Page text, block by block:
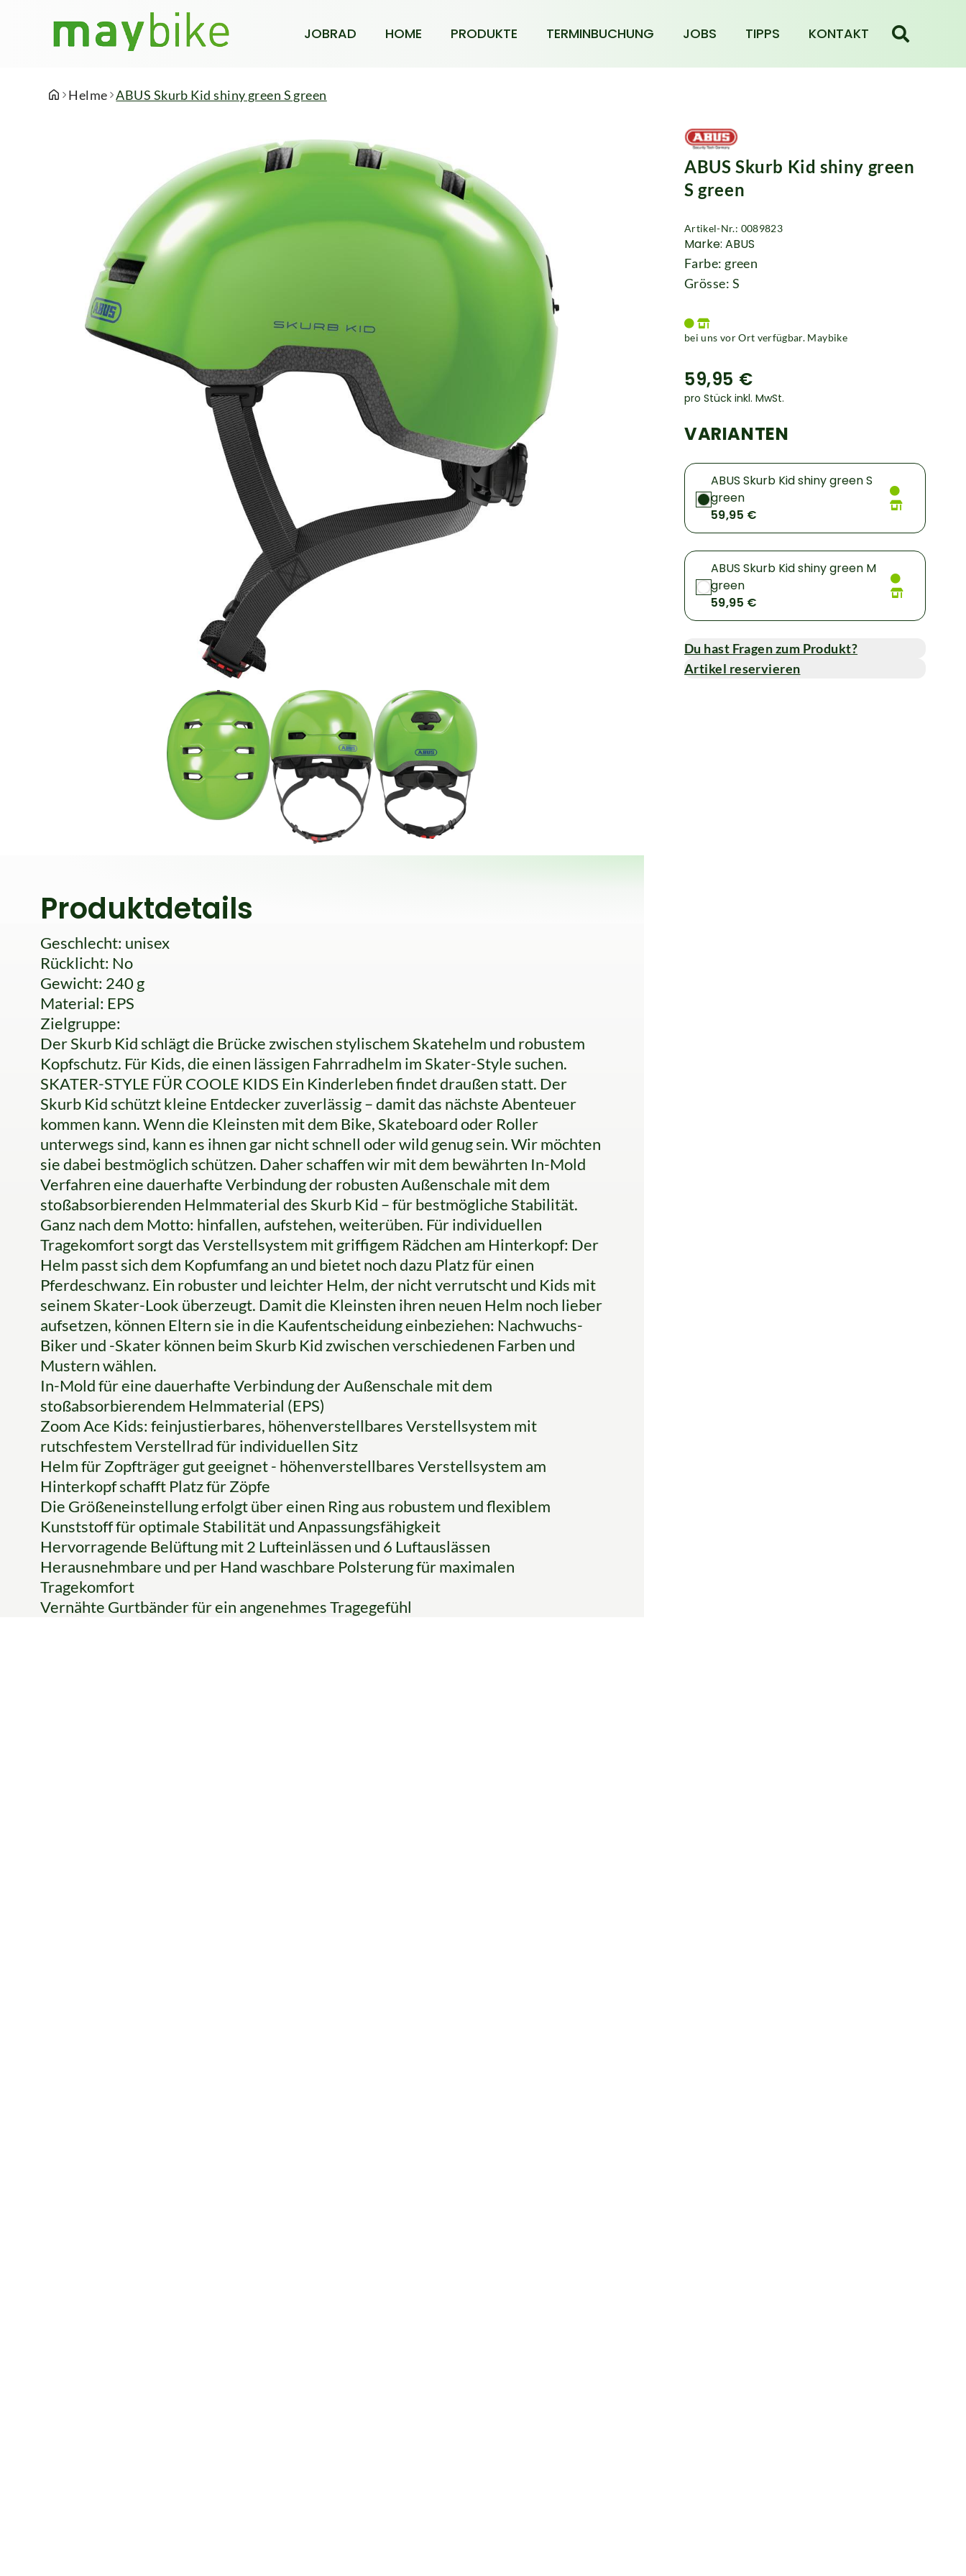
JOBRAD HOME PRODUKTE TERMINBUCHUNG JOBS TIPPS KONTAKT
Helme ABUS Skurb Kid shiny green S green
Produktdetails
Geschlecht: unisex
Rücklicht: No
Gewicht: 240 g
Material: EPS
Zielgruppe:
Der Skurb Kid schlägt die Brücke zwischen stylischem Skatehelm und robustem
Kopfschutz. Für Kids, die einen lässigen Fahrradhelm im Skater-Style suchen.
SKATER-STYLE FÜR COOLE KIDS Ein Kinderleben findet draußen statt. Der
Skurb Kid schützt kleine Entdecker zuverlässig – damit das nächste Abenteuer
kommen kann. Wenn die Kleinsten mit dem Bike, Skateboard oder Roller
unterwegs sind, kann es ihnen gar nicht schnell oder wild genug sein. Wir möchten
sie dabei bestmöglich schützen. Daher schaffen wir mit dem bewährten In-Mold
Verfahren eine dauerhafte Verbindung der robusten Außenschale mit dem
stoßabsorbierenden Helmmaterial des Skurb Kid – für bestmögliche Stabilität.
Ganz nach dem Motto: hinfallen, aufstehen, weiterüben. Für individuellen
Tragekomfort sorgt das Verstellsystem mit griffigem Rädchen am Hinterkopf: Der
Helm passt sich dem Kopfumfang an und bietet noch dazu Platz für einen
Pferdeschwanz. Ein robuster und leichter Helm, der nicht verrutscht und Kids mit
seinem Skater-Look überzeugt. Damit die Kleinsten ihren neuen Helm noch lieber
aufsetzen, können Eltern sie in die Kaufentscheidung einbeziehen: Nachwuchs-
Biker und -Skater können beim Skurb Kid zwischen verschiedenen Farben und
Mustern wählen.
In-Mold für eine dauerhafte Verbindung der Außenschale mit dem
stoßabsorbierendem Helmmaterial (EPS)
Zoom Ace Kids: feinjustierbares, höhenverstellbares Verstellsystem mit
rutschfestem Verstellrad für individuellen Sitz
Helm für Zopfträger gut geeignet - höhenverstellbares Verstellsystem am
Hinterkopf schafft Platz für Zöpfe
Die Größeneinstellung erfolgt über einen Ring aus robustem und flexiblem
Kunststoff für optimale Stabilität und Anpassungsfähigkeit
Hervorragende Belüftung mit 2 Lufteinlässen und 6 Luftauslässen
Herausnehmbare und per Hand waschbare Polsterung für maximalen
Tragekomfort
Vernähte Gurtbänder für ein angenehmes Tragegefühl
ABUS Skurb Kid shiny green
S green
Artikel-Nr.: 0089823
Marke: ABUS
Farbe: green
Grösse: S
bei uns vor Ort verfügbar. Maybike
59,95 €
pro Stück inkl. MwSt.
VARIANTEN
ABUS Skurb Kid shiny green S
green
59,95 €
ABUS Skurb Kid shiny green M
green
59,95 €
Du hast Fragen zum Produkt?
Artikel reservieren